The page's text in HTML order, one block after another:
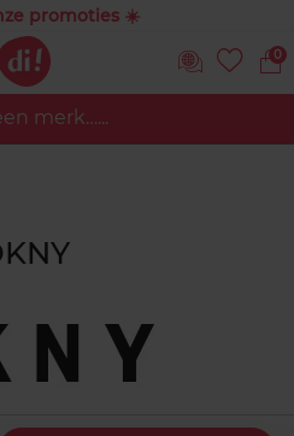
promoties ☀️
0
merk…...